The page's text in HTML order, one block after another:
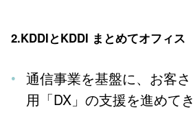
2.KDDIとKDDI まとめてオフィス
通信事業を基盤に、お客
用「DX」の支援を進めて